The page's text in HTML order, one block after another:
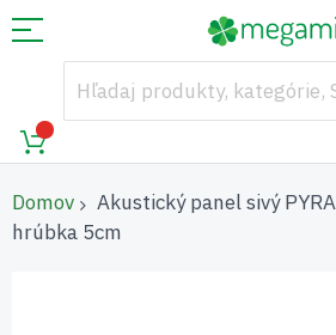
Domov
Akustický panel sivý
hrúbka 5cm